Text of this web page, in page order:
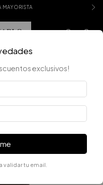
MAYORISTA
exclusivos!
validar tu email.